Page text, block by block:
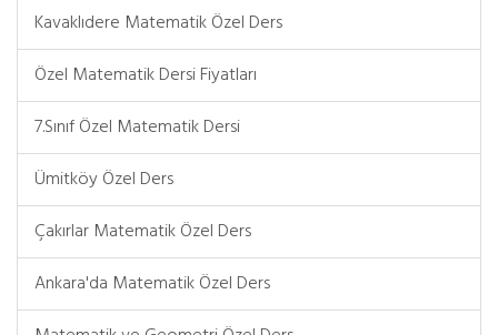
Kavaklıdere Matematik Özel Ders
Özel Matematik Dersi Fiyatları
7.Sınıf Özel Matematik Dersi
Ümitköy Özel Ders
Çakırlar Matematik Özel Ders
Ankara'da Matematik Özel Ders